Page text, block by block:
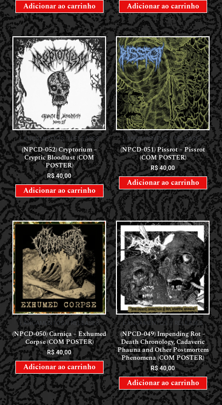
Adicionar ao carrinho Adicionar ao carrinho
LANÇAMENTOS // RELEASES
(NPCD-052) Cryptorium –
Cryptic Bloodlust (COM
POSTER)
R$40,00
Adicionar ao carrinho
LANÇAMENTOS // RELEASES
(NPCD-051) Pissrot – Pissrot
(COM POSTER)
R$40,00
Adicionar ao carrinho
LANÇAMENTOS // RELEASES
(NPCD-050) Carniça – Exhumed
Corpse (COM POSTER)
R$40,00
Adicionar ao carrinho
LANÇAMENTOS // RELEASES
(NPCD-049) Impending Rot –
Death Chronology, Cadaveric
Phauna and Other Postmortem
Phenomena (COM POSTER)
R$40,00
Adicionar ao carrinho